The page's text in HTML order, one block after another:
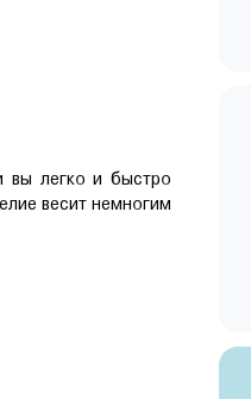
вы легко и быстро
весит немногим